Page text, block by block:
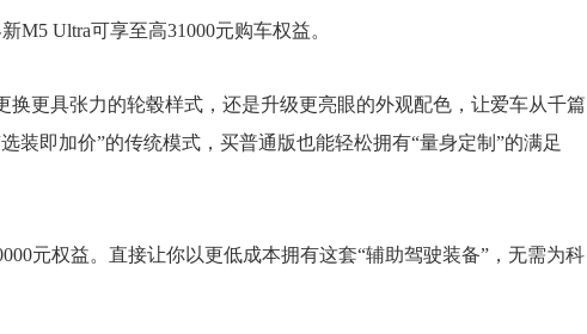
M5 Ultra可享至高31000元购车权益。
换更具张力的轮毂样式，还是升级更亮眼的外观配色，让爱车从千篇
装即加价”的传统模式，买普通版也能轻松拥有“量身定制”的满足
元权益。直接让你以更低成本拥有这套“辅助驾驶装备”，无需为科